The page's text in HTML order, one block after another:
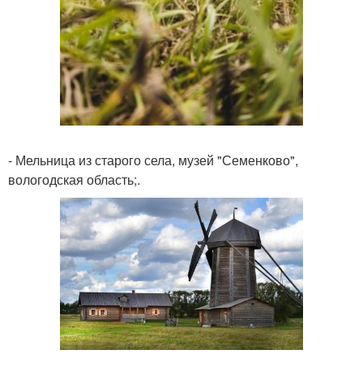
- Мельница из старого села, музей "Семенково",
вологодская область;.